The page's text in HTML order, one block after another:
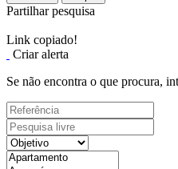
Partilhar pesquisa
Link copiado!
Criar alerta
Se não encontra o que procura,